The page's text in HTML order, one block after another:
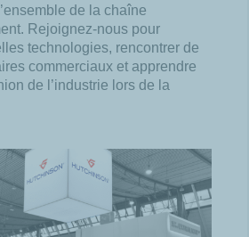
de la chaîne
Rejoignez-nous pour
technologies, rencontrer de
commerciaux et apprendre
de l’industrie lors de la